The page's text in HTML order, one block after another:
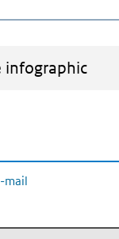
infographic
mail